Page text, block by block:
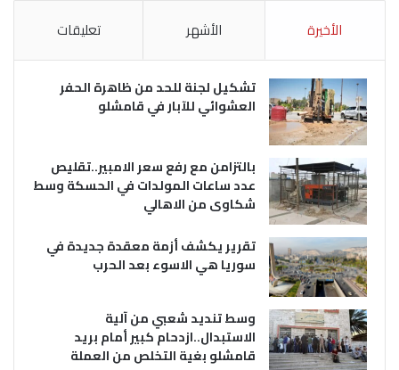
الأخيرة الأشهر تعليقات
تشكيل لجنة للحد من ظاهرة الحفر
العشوائي للآبار في قامشلو
بالتزامن مع رفع سعر الامبير..تقليص
عدد ساعات المولدات في الحسكة وسط
شكاوى من الاهالي
تقرير يكشف أزمة معقدة جديدة في
سوريا هي الاسوء بعد الحرب
وسط تنديد شعبي من آلية
الاستبدال..ازدحام كبير أمام بريد
قامشلو بغية التخلص من العملة